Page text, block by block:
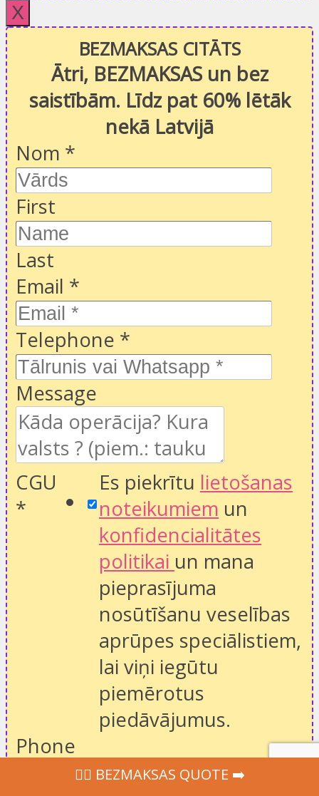
X
BEZMAKSAS CITĀTS
Ātri, BEZMAKSAS un bez
saistībām. Līdz pat 60% lētāk
nekā Latvijā
Nom *
First
Last
Email *
Telephone *
Message
CGU
*
Es piekrītu lietošanas
noteikumiem un
konfidencialitātes
politikai un mana
pieprasījuma
nosūtīšanu veselības
aprūpes speciālistiem,
lai viņi iegūtu
piemērotus
piedāvājumus.
Phone
‍👩‍⚕ BEZMAKSAS QUOTE ➡️